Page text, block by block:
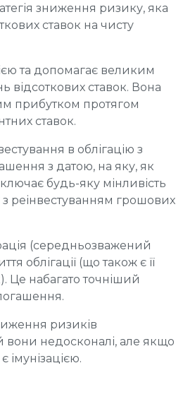
зниження ризику, яка
ставок на чисту
та допомагає великим
відсоткових ставок. Вона
прибутком протягом
ставок.
в облігацію з
з датою, на яку, як
будь-яку мінливість
з реінвестуванням грошових
(середньозважений
облігації (що також є її
Це набагато точніший
ризиків
недосконалі, але якщо
імунізацією.